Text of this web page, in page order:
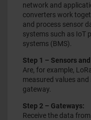
network and
converters work
and process sensor
systems such as IoT
systems (BMS).
Step 1 – Sensors
Are, for example,
measured values
gateway.
Step 2 – Gateways:
Receive the data